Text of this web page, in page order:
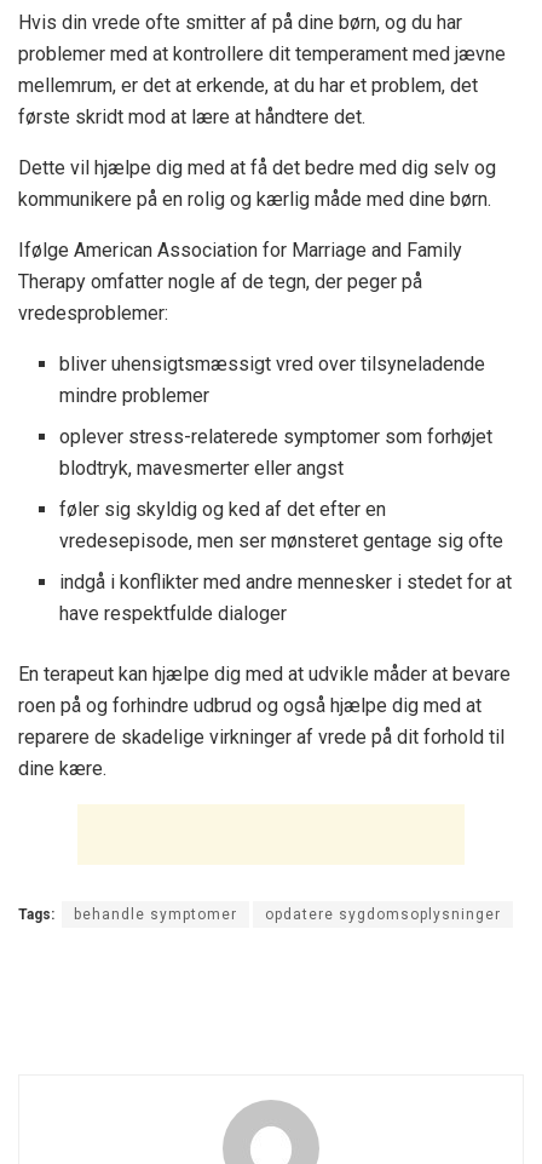
Hvis din vrede ofte smitter af på dine børn, og du har
problemer med at kontrollere dit temperament med jævne
mellemrum, er det at erkende, at du har et problem, det
første skridt mod at lære at håndtere det.
Dette vil hjælpe dig med at få det bedre med dig selv og
kommunikere på en rolig og kærlig måde med dine børn.
Ifølge American Association for Marriage and Family
Therapy omfatter nogle af de tegn, der peger på
vredesproblemer:
bliver uhensigtsmæssigt vred over tilsyneladende
mindre problemer
oplever stress-relaterede symptomer som forhøjet
blodtryk, mavesmerter eller angst
føler sig skyldig og ked af det efter en
vredesepisode, men ser mønsteret gentage sig ofte
indgå i konflikter med andre mennesker i stedet for at
have respektfulde dialoger
En terapeut kan hjælpe dig med at udvikle måder at bevare
roen på og forhindre udbrud og også hjælpe dig med at
reparere de skadelige virkninger af vrede på dit forhold til
dine kære.
Tags: behandle symptomer opdatere sygdomsoplysninger